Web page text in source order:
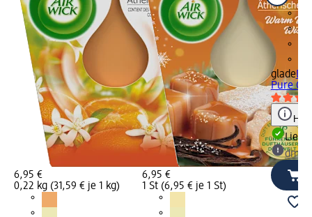
6,95 €
0,22 kg (31,59 € je 1 kg)
6,95 €
1 St (6,95 € je 1 St)
glade
Pure
dm